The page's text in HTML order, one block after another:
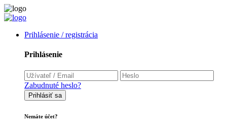
Prihlásenie / registrácia
Prihlásenie
Zabudnuté heslo?
Prihlásiť sa
Nemáte účet?